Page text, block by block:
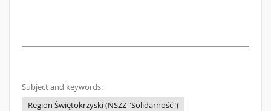
Subject and keywords:
Region Świętokrzyski (NSZZ "Solidarność")